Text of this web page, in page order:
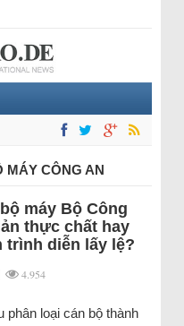
MÁY CÔNG AN
máy Bộ Công
thực chất hay
trình diễn lấy lệ?
4.954
phân loại cán bộ thành